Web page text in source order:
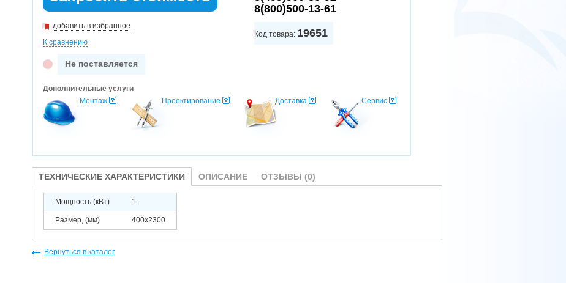
добавить в избранное
К сравнению
Не поставляется
8(800)500-13-61
Код товара: 19651
Дополнительные услуги
Монтаж
Проектирование Доставка Сервис
ТЕХНИЧЕСКИЕ ХАРАКТЕРИСТИКИ ОПИСАНИЕ ОТЗЫВЫ (0)
Мощность (кВт) 1
Размер, (мм) 400x2300
Вернуться в каталог